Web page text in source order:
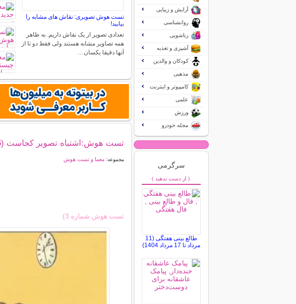
تست هوش تصویری: نقاش های مشابه را
بیابید!
تعدادی تصویر از یک نقاش داریم. به ظاهر
همه تصاویر مشابه هستند ولی فقط دو تا از
آنها دقیقا یکسان…
تست هوش:اشتباه تصویر کجاست (5)
مجموعه: معما و تست هوش
تست هوش شماره 3)
آرایش و زیبایی
روانشناسی
زناشویی
آشپزی و تغذیه
کودکان و والدین
مذهبی
کامپیوتر و اینترنت
علمی
ورزش
مجله خودرو
سرگرمی
( از دست ندهید )
طالع بینی هفتگی (11
مرداد تا 17 مرداد 1404)